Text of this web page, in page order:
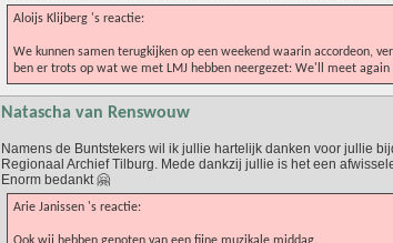
Aloijs Klijberg 's reactie:
We kunnen samen terugkijken op een weekend waarin accordeon,
ben er trots op wat we met LMJ hebben neergezet: We'll meet
Natascha van Renswouw
Namens de Buntstekers wil ik jullie hartelijk danken voor jullie
Regionaal Archief Tilburg. Mede dankzij jullie is het een
Enorm bedankt 🤗
Arie Janissen 's reactie: